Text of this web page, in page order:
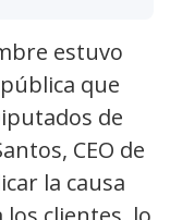
estuvo
que
de
CEO de
la causa